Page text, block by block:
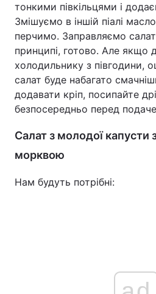
тонкими півкільцями і
Змішуємо в іншій піалі
перчимо. Заправляємо
принципі, готово. Але якщо
холодильнику з півгодини,
салат буде набагато
додавати кріп, посипайте
безпосередньо перед
Салат з молодої капусти
морквою
Нам будуть потрібні: